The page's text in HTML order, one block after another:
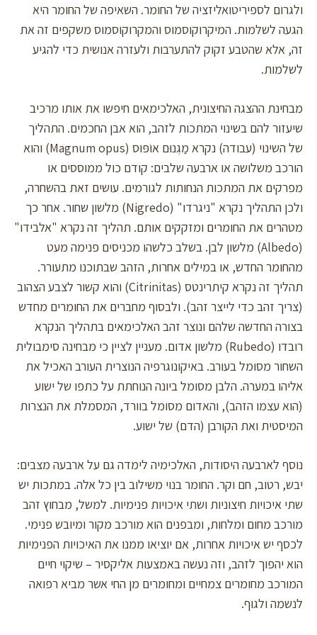
ולגרום לספיריטואליזציה של החומר. השאיפה של החומר היא
הגעה לשלמות. המיקרוקוסמוס והמקרוקוסמוס משקפים זה את
זה, אלא שהטבע זקוק להתערבות ולעזרה אנושית כדי להגיע
לשלמות.
מבחינת ההצגה החיצונית, האלכימאים חיפשו את אותו מרכיב
שיעזור להם בשינוי המתכות לזהב, הוא אבן החכמים. התהליך
של השינוי (עבודה) נקרא מַגְנוּם אוֹפּוּס (Magnum opus) והוא
הורכב משלושה או ארבעה שלבים: קודם כול ממוססים או
מפרקים את המתכות הנחותות לגורמים. עושים זאת בהשחרה,
ולכן התהליך נקרא "ניגרדו" (Nigredo) מלשון שחור. אחר כך
מטהרים את החומרים ומזקקים אותם. תהליך זה נקרא "אלבידו"
(Albedo) מלשון לבן. בשלב כלשהו מכניסים פנימה מעט
מהחומר החדש, או במילים אחרות, הזהב שבתוכנו מתעורר.
תהליך זה נקרא קיתרינטס (Citrinitas) והוא קשור לצבע הצהוב
(צריך זהב כדי לייצר זהב). ולבסוף מחברים את החומרים מחדש
בצורה החדשה שלהם ונוצר זהב האלכימאים בתהליך הנקרא
רובדו (Rubedo) מלשון אדום. מעניין לציין כי מבחינה סימבולית
השחור מסומל בעורב. באיקונוגרפיה הנוצרית העורב האכיל את
אליהו במערה. הלבן מסומל ביונה הנוחתת על כתפו של ישוע
(הוא עצמו הזהב), והאדום מסומל בוורד, המסמלת את הנצרות
המיסטית ואת הקורבן (הדם) של ישוע.
נוסף לארבעה היסודות, האלכימיה לימדה גם על ארבעה מצבים:
יבש, רטוב, חם וקר. החומר בנוי משילוב בין כל אלה. במתכות יש
שתי איכויות חיצוניות ושתי איכויות פנימיות. למשל, מבחוץ זהב
מורכב מחום ומלחות, ומבפנים הוא מורכב מקור ומיובש פנימי.
לכסף יש איכויות אחרות, אם יוציאו ממנו את האיכויות הפנימיות
הוא יהפוך לזהב, וזה נעשה באמצעות אליקסיר – שיקוי חיים
המורכב מחומרים צמחיים ומחומרים מן החי אשר מביא רפואה
לנשמה ולגוף.